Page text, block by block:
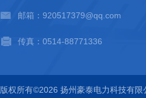
邮箱：920517379@qq.com
传真：0514-88771336
版权所有©2026 扬州豪泰电力科技有